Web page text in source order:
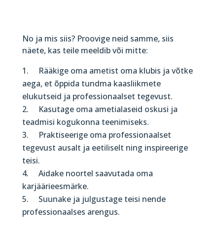
No ja mis siis? Proovige neid samme, siis
näete, kas teile meeldib või mitte:
Rääkige oma ametist oma klubis ja võtke
aega, et õppida tundma kaasliikmete
elukutseid ja professionaalset tegevust.
Kasutage oma ametialaseid oskusi ja
teadmisi kogukonna teenimiseks.
Praktiseerige oma professionaalset
tegevust ausalt ja eetiliselt ning inspireerige
teisi.
Aidake noortel saavutada oma
karjäärieesmärke.
Suunake ja julgustage teisi nende
professionaalses arengus.